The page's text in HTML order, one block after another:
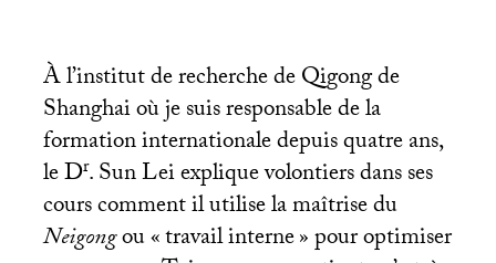
À l’institut de recherche de Qigong de
Shanghai où je suis responsable de la
formation internationale depuis quatre ans,
le Dr. Sun Lei explique volontiers dans ses
cours comment il utilise la maîtrise du
Neigongou «travail interne» pour optimiser